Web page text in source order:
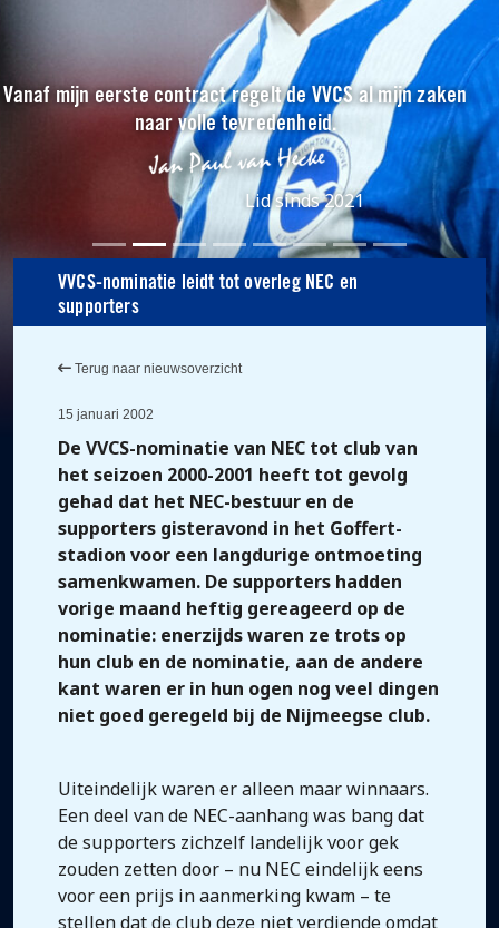
Vanaf mijn eerste contract regelt de VVCS al mijn zaken
naar volle tevredenheid.
Lid sinds 2021
VVCS-nominatie leidt tot overleg NEC en
supporters
Terug naar nieuwsoverzicht
15 januari 2002
De VVCS-nominatie van NEC tot club van
het seizoen 2000-2001 heeft tot gevolg
gehad dat het NEC-bestuur en de
supporters gisteravond in het Goffert-
stadion voor een langdurige ontmoeting
samenkwamen. De supporters hadden
vorige maand heftig gereageerd op de
nominatie: enerzijds waren ze trots op
hun club en de nominatie, aan de andere
kant waren er in hun ogen nog veel dingen
niet goed geregeld bij de Nijmeegse club.
Uiteindelijk waren er alleen maar winnaars.
Een deel van de NEC-aanhang was bang dat
de supporters zichzelf landelijk voor gek
zouden zetten door – nu NEC eindelijk eens
voor een prijs in aanmerking kwam – te
stellen dat de club deze niet verdiende omdat